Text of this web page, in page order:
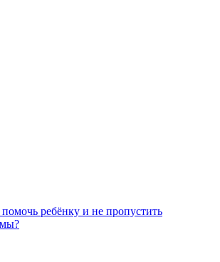
ребёнку и не пропустить